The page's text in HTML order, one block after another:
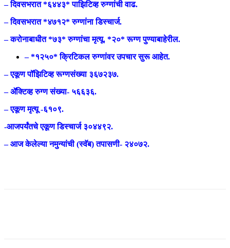
– दिवसभरात *६४४३* पाझिटिव्ह रुग्णांची वाढ.
– दिवसभरात *४७१२* रुग्णांना डिस्चार्ज.
– करोनाबाधीत *७३* रुग्णांचा मृत्यू. *२०* रूग्ण पुण्याबाहेरील.
– *१२५०* क्रिटिकल रुग्णांवर उपचार सुरू आहेत.
– एकूण पॉझिटिव्ह रूग्णसंख्या ३६७२३७.
– ॲक्टिव्ह रुग्ण संख्या- ५६६३६.
– एकूण मृत्यू -६१०९.
-आजपर्यंतचे एकूण डिस्चार्ज ३०४४९२.
– आज केलेल्या नमुन्यांची (स्वॅब) तपासणी- २४०७२.